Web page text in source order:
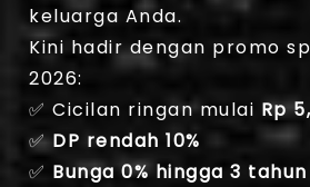
keluarga Anda.
Kini hadir dengan promo
2026:
✅ Cicilan ringan mulai Rp
✅DP rendah 10%
✅ Bunga 0% hingga 3 tahun